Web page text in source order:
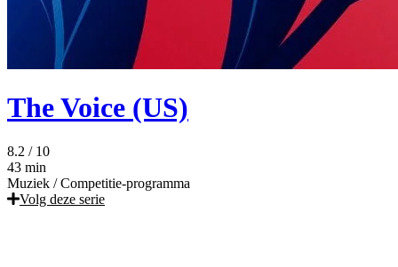
The Voice (US)
8.2 / 10
43 min
Muziek / Competitie-programma
Volg deze serie